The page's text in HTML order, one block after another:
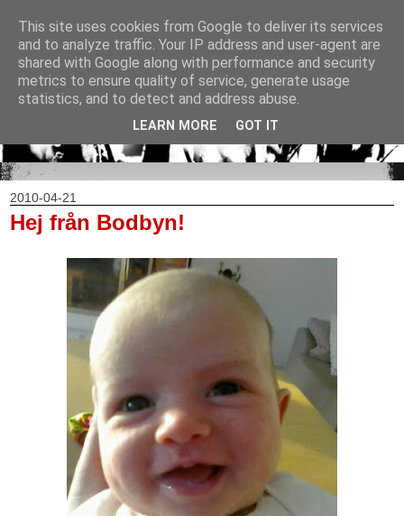
2010-04-21
Hej från Bodbyn!
This site uses cookies from Google to deliver its services
and to analyze traffic. Your IP address and user-agent are
shared with Google along with performance and security
metrics to ensure quality of service, generate usage
statistics, and to detect and address abuse.
LEARN MORE GOT IT